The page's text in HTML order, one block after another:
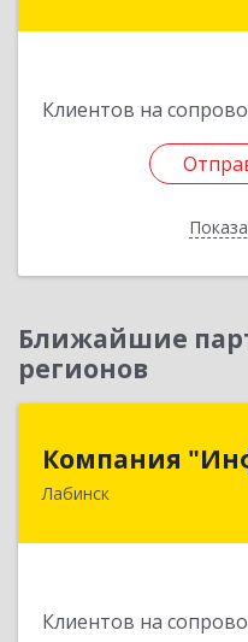
Клиентов на
Ближайшие
регионов
Компания
Лабинск
Клиентов на
352500,